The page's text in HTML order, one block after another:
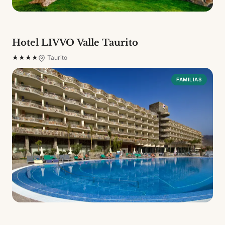
Hotel LIVVO Valle Taurito
★★★★ Taurito
FAMILIAS